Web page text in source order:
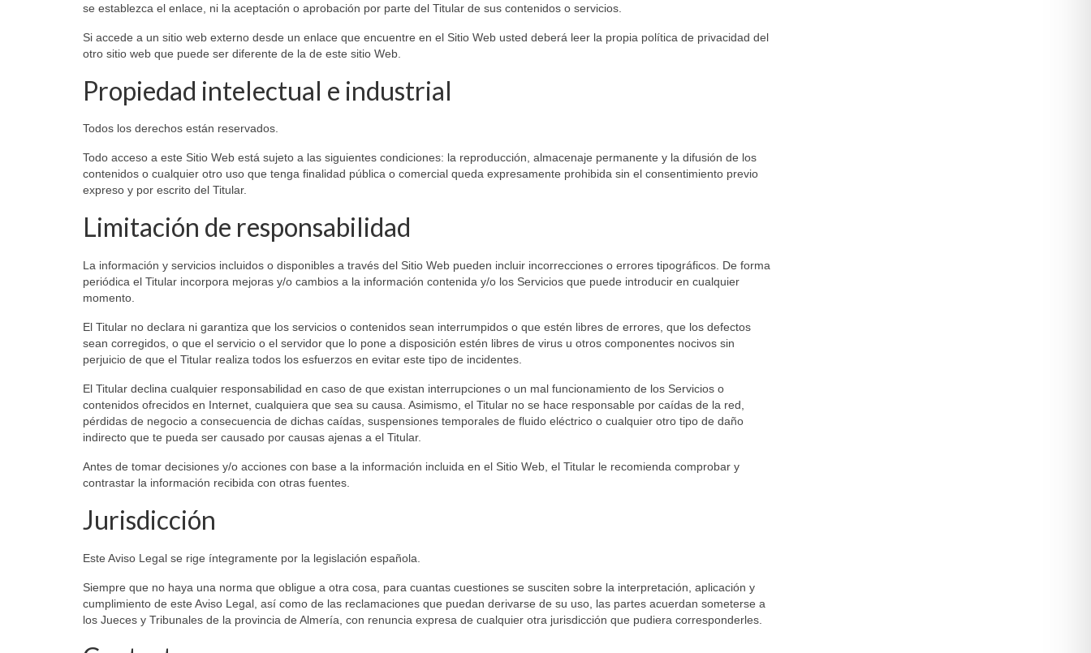
se establezca el enlace, ni la aceptación o aprobación por parte del Titular de sus contenidos o servicios.
Si accede a un sitio web externo desde un enlace que encuentre en el Sitio Web usted deberá leer la propia política de privacidad del
otro sitio web que puede ser diferente de la de este sitio Web.
Propiedad intelectual e industrial
Todos los derechos están reservados.
Todo acceso a este Sitio Web está sujeto a las siguientes condiciones: la reproducción, almacenaje permanente y la difusión de los
contenidos o cualquier otro uso que tenga finalidad pública o comercial queda expresamente prohibida sin el consentimiento previo
expreso y por escrito del Titular.
Limitación de responsabilidad
La información y servicios incluidos o disponibles a través del Sitio Web pueden incluir incorrecciones o errores tipográficos. De forma
periódica el Titular incorpora mejoras y/o cambios a la información contenida y/o los Servicios que puede introducir en cualquier
momento.
El Titular no declara ni garantiza que los servicios o contenidos sean interrumpidos o que estén libres de errores, que los defectos
sean corregidos, o que el servicio o el servidor que lo pone a disposición estén libres de virus u otros componentes nocivos sin
perjuicio de que el Titular realiza todos los esfuerzos en evitar este tipo de incidentes.
El Titular declina cualquier responsabilidad en caso de que existan interrupciones o un mal funcionamiento de los Servicios o
contenidos ofrecidos en Internet, cualquiera que sea su causa. Asimismo, el Titular no se hace responsable por caídas de la red,
pérdidas de negocio a consecuencia de dichas caídas, suspensiones temporales de fluido eléctrico o cualquier otro tipo de daño
indirecto que te pueda ser causado por causas ajenas a el Titular.
Antes de tomar decisiones y/o acciones con base a la información incluida en el Sitio Web, el Titular le recomienda comprobar y
contrastar la información recibida con otras fuentes.
Jurisdicción
Este Aviso Legal se rige íntegramente por la legislación española.
Siempre que no haya una norma que obligue a otra cosa, para cuantas cuestiones se susciten sobre la interpretación, aplicación y
cumplimiento de este Aviso Legal, así como de las reclamaciones que puedan derivarse de su uso, las partes acuerdan someterse a
los Jueces y Tribunales de la provincia de Almería, con renuncia expresa de cualquier otra jurisdicción que pudiera corresponderles.